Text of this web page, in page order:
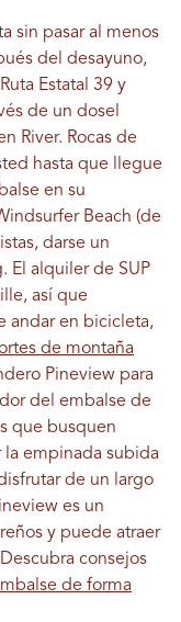
sin pasar al menos
del desayuno,
Estatal 39 y
de un dosel
River. Rocas de
hasta que llegue
en su
Beach (de
darse un
El alquiler de SUP
así que
andar en bicicleta,
de montaña
Pineview para
del embalse de
que busquen
la empinada subida
de un largo
es un
y puede atraer
consejos
de forma